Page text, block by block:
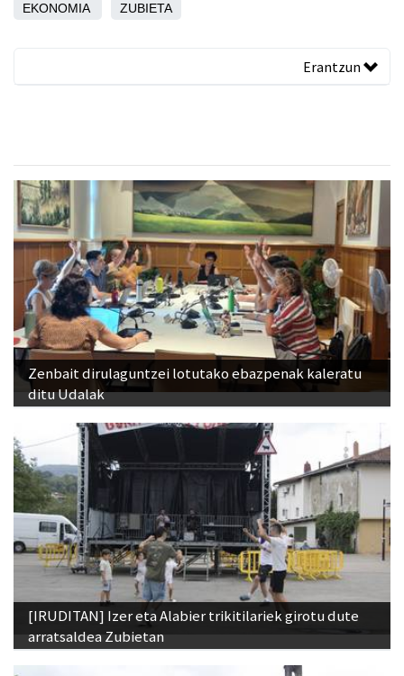
EKONOMIA ZUBIETA
Erantzun
Zenbait dirulaguntzei lotutako ebazpenak kaleratu
ditu Udalak
[IRUDITAN] Izer eta Alabier trikitilariek girotu dute
arratsaldea Zubietan